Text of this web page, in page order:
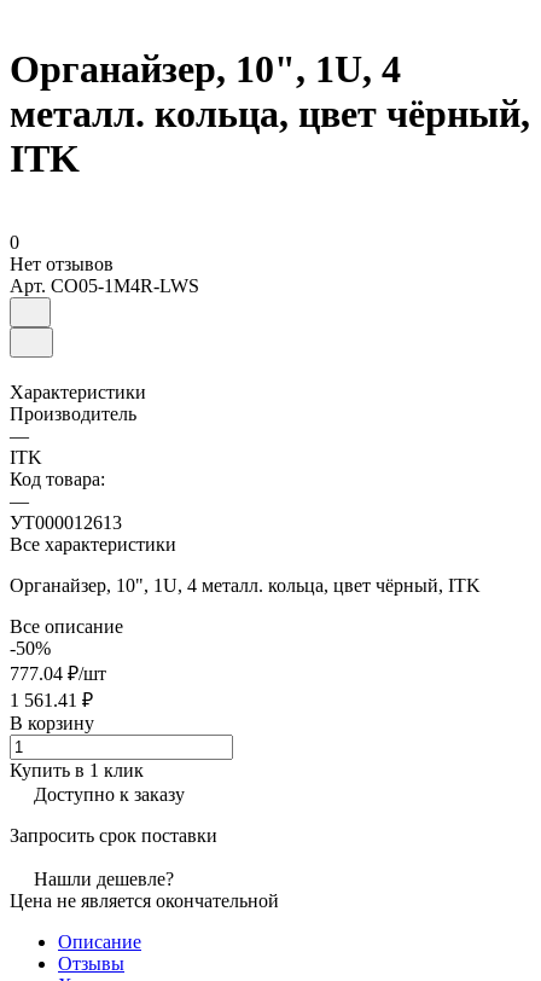
Органайзер, 10", 1U, 4
металл. кольца, цвет чёрный,
ITK
0
Нет отзывов
Арт. CO05-1M4R-LWS
Характеристики
Производитель
—
ITK
Код товара:
—
УТ000012613
Все характеристики
Органайзер, 10", 1U, 4 металл. кольца, цвет чёрный, ITK
Все описание
-50%
777.04 ₽/шт
1 561.41 ₽
В корзину
Купить в 1 клик
Доступно к заказу
Запросить срок поставки
Нашли дешевле?
Цена не является окончательной
Описание
Отзывы